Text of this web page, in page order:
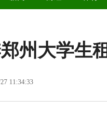
州大学生
11:34:33